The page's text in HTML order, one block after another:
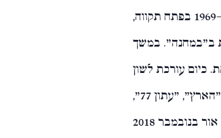
ורד זינגר היא כותבת, עורכת ומבקרת ישראלית. היא נולדה ב-1969 בפתח תקווה,
ב"במחנה". במשך
כיום עורכת לשון
ותוכן עצמאית בהוצאות ספרים. סיפורים פרי עטה ראו אור ב"הארץ", "עתון 77",
"מאזניים" ו"המעבורת". רומן הביכורים שלה, "נעולה", ראה אור בנובמבר 2018